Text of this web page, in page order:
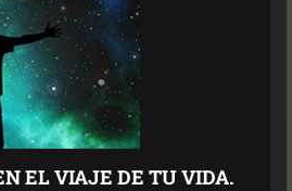
EL VIAJE DE TU VIDA.